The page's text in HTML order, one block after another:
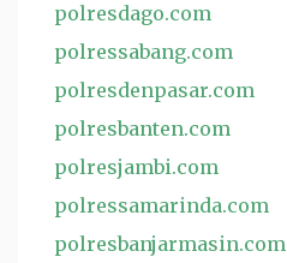
polresdago.com
polressabang.com
polresdenpasar.com
polresbanten.com
polresjambi.com
polressamarinda.com
polresbanjarmasin.com